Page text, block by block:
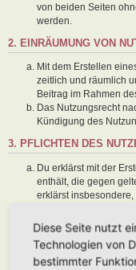
von beiden Seiten
werden.
2. EINRÄUMUNG VON
Mit dem Erstellen
zeitlich und räumlich
Beitrag im Rahmen
Das Nutzungsrecht
Kündigung des
3. PFLICHTEN DES
Du erklärst mit der
enthält, die gegen
erklärst
Der Betreiber des
diese
Regeln kann der
dauerhaft von der
Diese Seite nutzt
Technologien von
bestimmter